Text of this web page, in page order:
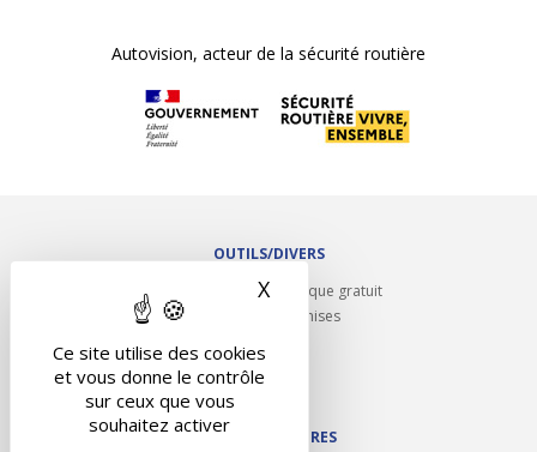
Ce site utilise des cookies
et vous donne le contrôle
sur ceux que vous
souhaitez activer
X Masquer le bandeau des
Autovision, acteur de la sécurité routière
OUTILS/DIVERS
Rappel contrôle technique gratuit
Partenariats/Remises
Contact
NOS PARTENAIRES